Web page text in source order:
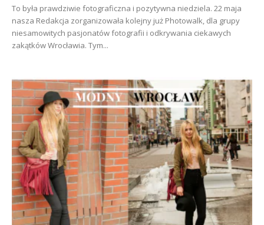
To była prawdziwie fotograficzna i pozytywna niedziela. 22 maja
nasza Redakcja zorganizowała kolejny już Photowalk, dla grupy
niesamowitych pasjonatów fotografii i odkrywania ciekawych
zakątków Wrocławia. Tym...